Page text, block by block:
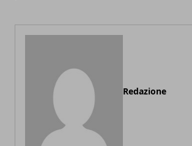
Redazione